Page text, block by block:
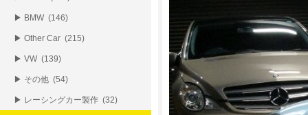
▶ BMW (146)
▶ Other Car (215)
▶ VW (139)
▶ その他 (54)
▶ レーシングカー製作 (32)